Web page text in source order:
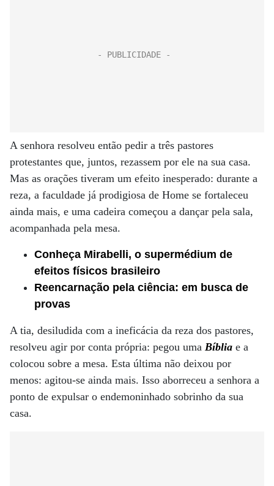
A senhora resolveu então pedir a três pastores
protestantes que, juntos, rezassem por ele na sua casa.
Mas as orações tiveram um efeito inesperado: durante a
reza, a faculdade já prodigiosa de Home se fortaleceu
ainda mais, e uma cadeira começou a dançar pela sala,
acompanhada pela mesa.
Conheça Mirabelli, o supermédium de
efeitos físicos brasileiro
Reencarnação pela ciência: em busca de
provas
A tia, desiludida com a ineficácia da reza dos pastores,
resolveu agir por conta própria: pegou uma Bíblia e a
colocou sobre a mesa. Esta última não deixou por
menos: agitou-se ainda mais. Isso aborreceu a senhora a
ponto de expulsar o endemoninhado sobrinho da sua
casa.